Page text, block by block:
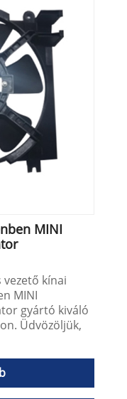
MINI
kínai
MINI
gyártó kiváló
Üdvözöljük,